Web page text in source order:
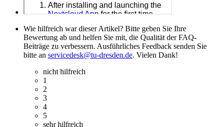
Wie hilfreich war dieser Artikel? Bitte geben Sie Ihre
Bewertung ab und helfen Sie mit, die Qualität der FAQ-
Beiträge zu verbessern. Ausführliches Feedback senden Sie
bitte an servicedesk@tu-dresden.de. Vielen Dank!
nicht hilfreich
1
2
3
4
5
sehr hilfreich